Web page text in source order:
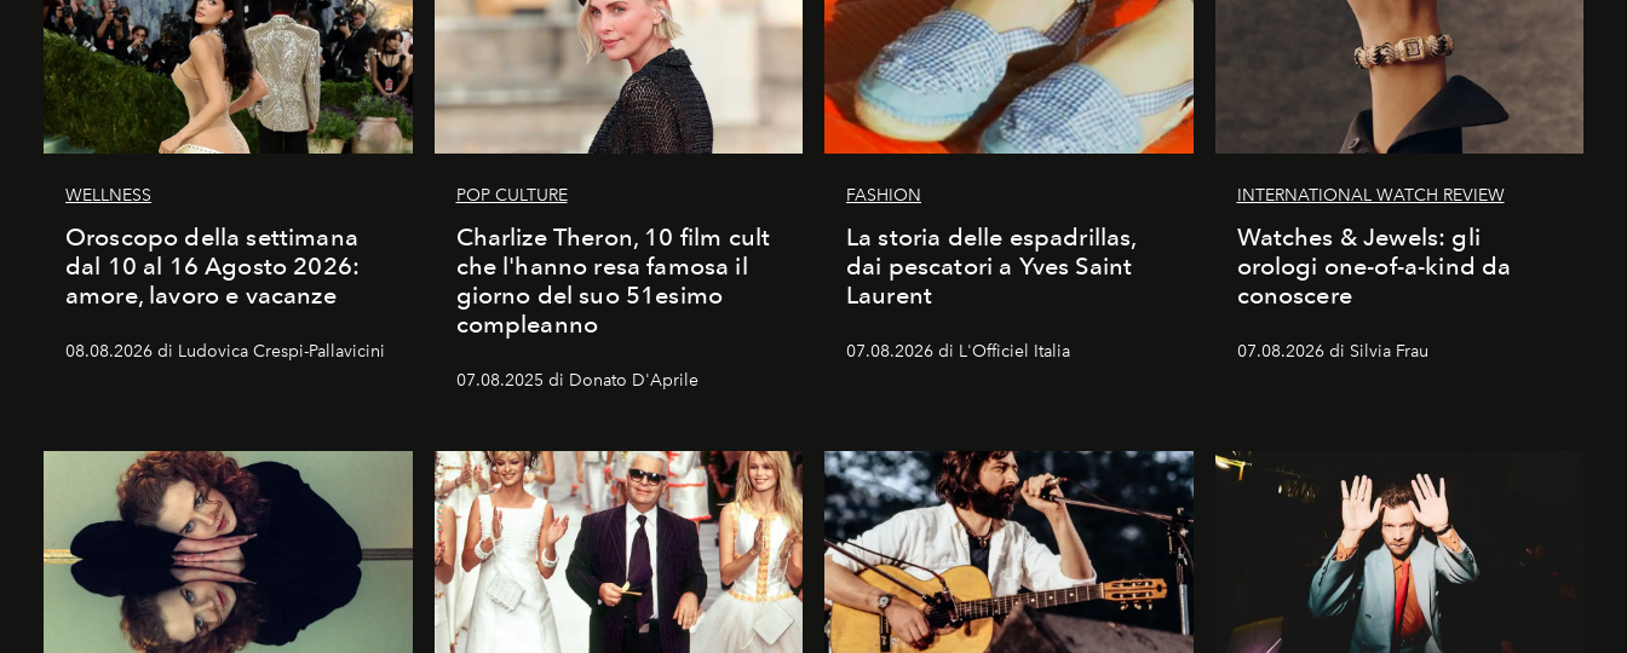
WELLNESS
Oroscopo della settimana
dal 10 al 16 Agosto 2026:
amore, lavoro e vacanze
08.08.2026 di Ludovica Crespi-Pallavicini
POP CULTURE
Charlize Theron, 10 film cult
che l'hanno resa famosa il
giorno del suo 51esimo
compleanno
07.08.2025 di Donato D'Aprile
FASHION
La storia delle espadrillas,
dai pescatori a Yves Saint
Laurent
07.08.2026 di L'Officiel Italia
INTERNATIONAL WATCH REVIEW
Watches & Jewels: gli
orologi one-of-a-kind da
conoscere
07.08.2026 di Silvia Frau